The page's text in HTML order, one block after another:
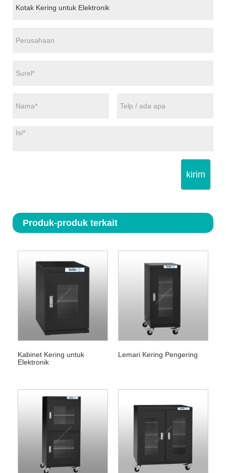
kirim
Produk-produk terkait
Kabinet Kering untuk
Elektronik
Lemari Kering Pengering